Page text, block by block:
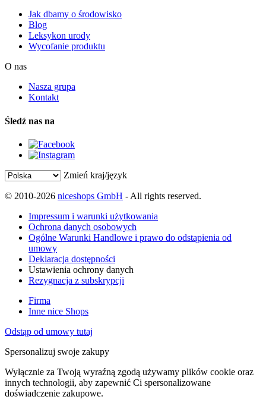
Jak dbamy o środowisko
Blog
Leksykon urody
Wycofanie produktu
O nas
Nasza grupa
Kontakt
Śledź nas na
Zmień kraj/język
© 2010-2026 niceshops GmbH - All rights reserved.
Impressum i warunki użytkowania
Ochrona danych osobowych
Ogólne Warunki Handlowe i prawo do odstąpienia od
umowy
Deklaracja dostępności
Ustawienia ochrony danych
Rezygnacja z subskrypcji
Firma
Inne nice Shops
Odstąp od umowy tutaj
Spersonalizuj swoje zakupy
Wyłącznie za Twoją wyraźną zgodą używamy plików cookie oraz
innych technologii, aby zapewnić Ci spersonalizowane
doświadczenie zakupowe.